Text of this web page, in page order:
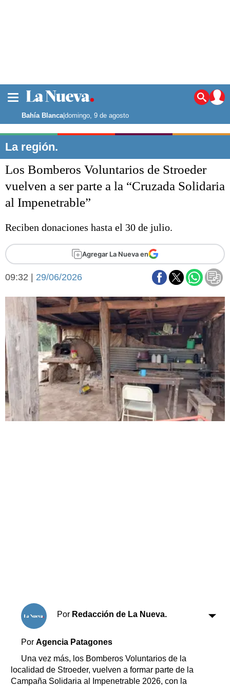
Noticias
La ciudad
Punta Alta
El mundo
Seguridad
Deportes
Liga del Sur
Fútbol
Federal A
Arte y cultura
Economía y campo
Economía y finanzas
Con el campo
Espacio empresas
Sociedad y tiempo
libre
Sociedad
Tecnología
Turismo
Salud
Es viral
El tiempo
Bahía Blanca|domingo, 9 de agosto
La región.
Los Bomberos Voluntarios de Stroeder
vuelven a ser parte a la “Cruzada Solidaria
al Impenetrable”
Reciben donaciones hasta el 30 de julio.
Agregar La Nueva en
09:32 | 29/06/2026
Por Redacción de La Nueva.
Por Agencia Patagones
Una vez más, los Bomberos Voluntarios de la
localidad de Stroeder, vuelven a formar parte de la
Campaña Solidaria al Impenetrable 2026, con la